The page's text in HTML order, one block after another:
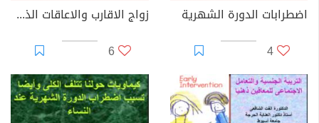
اضطرابات الدورة الشهرية
4
زواج الاقارب والاعاقات الذهنية
6